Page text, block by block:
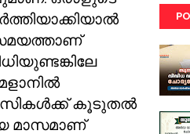
കൂടുതൽ
മാസമാണ്